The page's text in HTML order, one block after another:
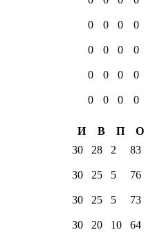
0 0 0 0
0 0 0 0
0 0 0 0
0 0 0
0
И В П
О
30 28 2 83
30 25 5 76
30 25 5 73
30 20 10 64